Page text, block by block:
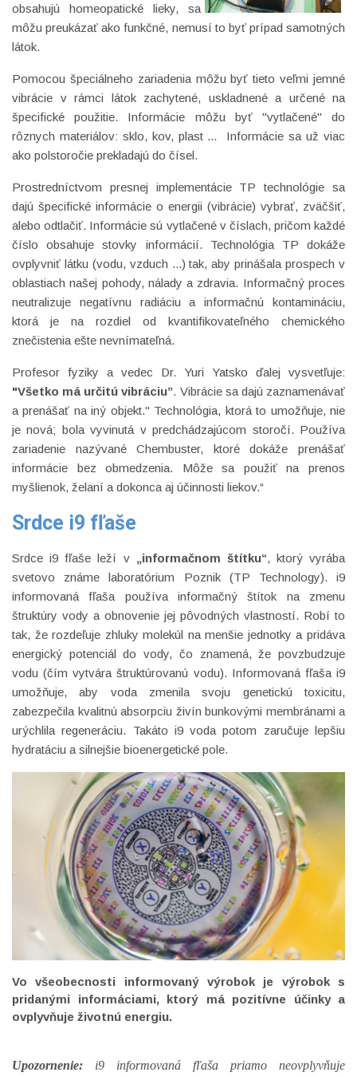
obsahujú homeopatické lieky, sa
môžu preukázať ako funkčné, nemusí to byť prípad samotných
látok.
Pomocou špeciálneho zariadenia môžu byť tieto veľmi jemné
vibrácie v rámci látok zachytené, uskladnené a určené na
špecifické použitie. Informácie môžu byť "vytlačené" do
rôznych materiálov: sklo, kov, plast ... Informácie sa už viac
ako polstoročie prekladajú do čísel.
Prostredníctvom presnej implementácie TP technológie sa
dajú špecifické informácie o energii (vibrácie) vybrať, zväčšiť,
alebo odtlačiť. Informácie sú vytlačené v číslach, pričom každé
číslo obsahuje stovky informácií. Technológia TP dokáže
ovplyvniť látku (vodu, vzduch ...) tak, aby prinášala prospech v
oblastiach našej pohody, nálady a zdravia. Informačný proces
neutralizuje negatívnu radiáciu a informačnú kontamináciu,
ktorá je na rozdiel od kvantifikovateľného chemického
znečistenia ešte nevnímateľná.
Profesor fyziky a vedec Dr. Yuri Yatsko ďalej vysvetľuje:
"Všetko má určitú vibráciu”. Vibrácie sa dajú zaznamenávať
a prenášať na iný objekt." Technológia, ktorá to umožňuje, nie
je nová; bola vyvinutá v predchádzajúcom storočí. Používa
zariadenie nazývané Chembuster, ktoré dokáže prenášať
informácie bez obmedzenia. Môže sa použiť na prenos
myšlienok, želaní a dokonca aj účinnosti liekov.“
Srdce i9 fľaše
Srdce i9 fľaše leží v „informačnom štítku“, ktorý vyrába
svetovo známe laboratórium Poznik (TP Technology). i9
informovaná fľaša používa informačný štítok na zmenu
štruktúry vody a obnovenie jej pôvodných vlastností. Robí to
tak, že rozdeľuje zhluky molekúl na menšie jednotky a pridáva
energický potenciál do vody, čo znamená, že povzbudzuje
vodu (čím vytvára štruktúrovanú vodu). Informovaná fľaša i9
umožňuje, aby voda zmenila svoju genetickú toxicitu,
zabezpečila kvalitnú absorpciu živín bunkovými membránami a
urýchlila regeneráciu. Takáto i9 voda potom zaručuje lepšiu
hydratáciu a silnejšie bioenergetické pole.
Vo všeobecnosti informovaný výrobok je výrobok s
pridanými informáciami, ktorý má pozitívne účinky a
ovplyvňuje životnú energiu.
Upozornenie: i9 informovaná fľaša priamo neovplyvňuje